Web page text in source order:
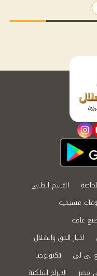
instagram
القسم الطبي
مسيحية
عامة
اخبار الحق والضلال
لى لى
تكنولوجيا
مصر الابراج الفلكية